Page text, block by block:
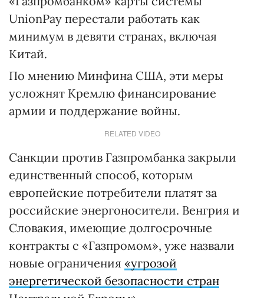
UnionPay перестали работать как
минимум в девяти странах, включая
Китай.
По мнению Минфина США, эти меры
усложнят Кремлю финансирование
армии и поддержание войны.
RELATED VIDEO
Санкции против Газпромбанка закрыли
единственный способ, которым
европейские потребители платят за
российские энергоносители. Венгрия и
Словакия, имеющие долгосрочные
контракты с «Газпромом», уже назвали
новые ограничения «угрозой
энергетической безопасности стран